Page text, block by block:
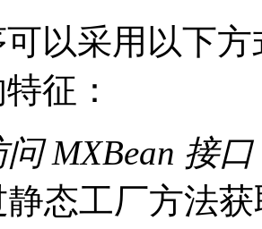
以采用以下
征：
问 MXBean 接口
静态工厂方法